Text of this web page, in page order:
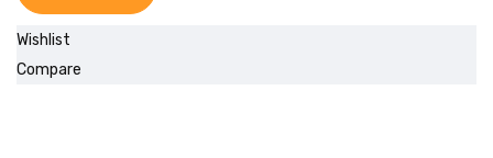
Wishlist
Compare